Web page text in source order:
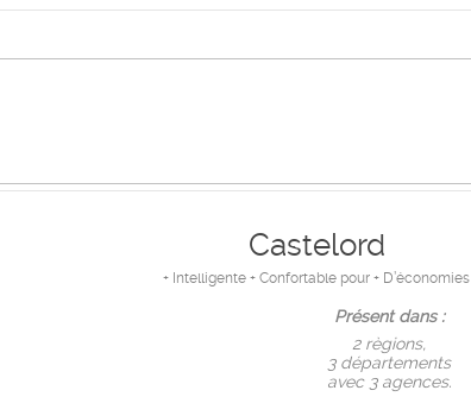
Castelord
+ Intelligente + Confortable pour + D’économies
Présent dans :
2 règions,
3 départements
avec 3 agences.